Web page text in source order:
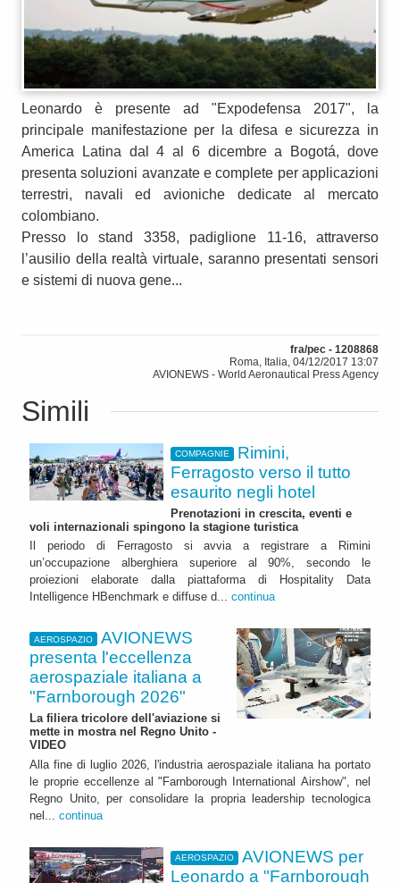
Leonardo è presente ad "Expodefensa 2017", la
principale manifestazione per la difesa e sicurezza in
America Latina dal 4 al 6 dicembre a Bogotá, dove
presenta soluzioni avanzate e complete per applicazioni
terrestri, navali ed avioniche dedicate al mercato
colombiano.
Presso lo stand 3358, padiglione 11-16, attraverso
l’ausilio della realtà virtuale, saranno presentati sensori
e sistemi di nuova gene...
fra/pec - 1208868
Roma, Italia, 04/12/2017 13:07
AVIONEWS - World Aeronautical Press Agency
Simili
COMPAGNIE
Rimini,
Ferragosto verso il tutto
esaurito negli hotel
Prenotazioni in crescita, eventi e
voli internazionali spingono la stagione turistica
Il periodo di Ferragosto si avvia a registrare a Rimini
un’occupazione alberghiera superiore al 90%, secondo le
proiezioni elaborate dalla piattaforma di Hospitality Data
Intelligence HBenchmark e diffuse d... continua
AEROSPAZIO
AVIONEWS
presenta l'eccellenza
aerospaziale italiana a
"Farnborough 2026"
La filiera tricolore dell'aviazione si
mette in mostra nel Regno Unito -
VIDEO
Alla fine di luglio 2026, l'industria aerospaziale italiana ha portato
le proprie eccellenze al "Farnborough International Airshow", nel
Regno Unito, per consolidare la propria leadership tecnologica
nel... continua
AEROSPAZIO
AVIONEWS per
Leonardo a "Farnborough